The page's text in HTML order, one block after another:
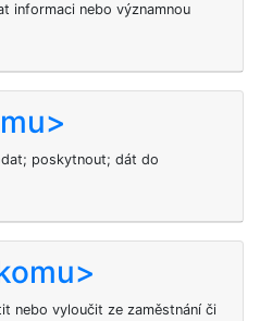
informaci nebo významnou
poskytnout; dát do
nebo vyloučit ze zaměstnání či